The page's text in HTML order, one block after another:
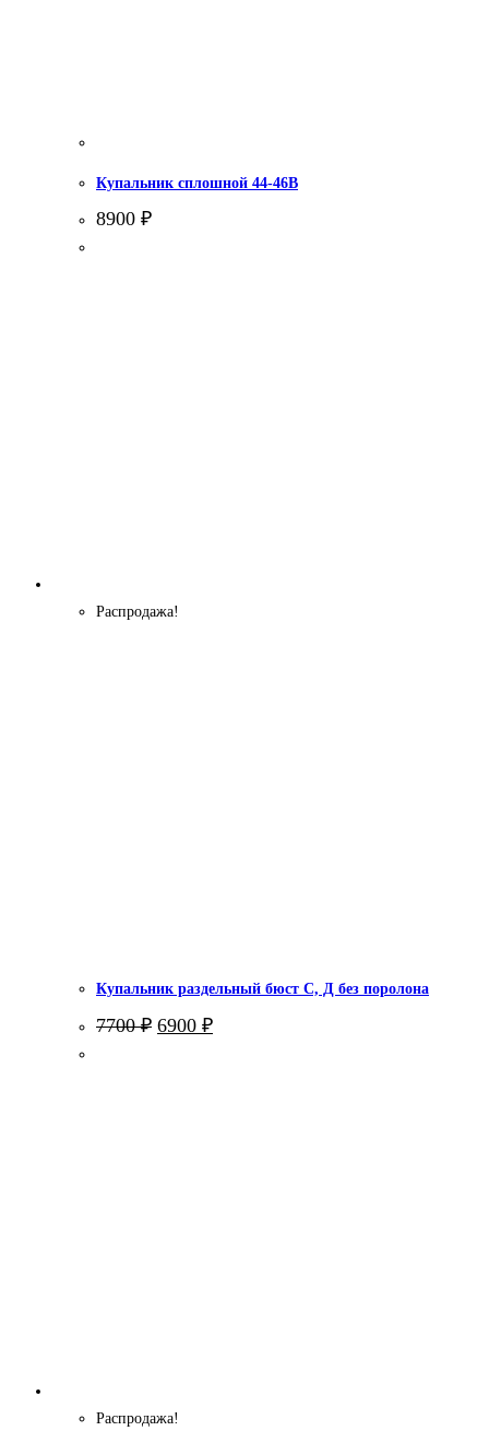
Купальник сплошной 44-46В
8900 ₽
Распродажа!
Купальник раздельный бюст С, Д без поролона
7700₽ Первоначальная
цена
6900 ₽Текущая
цена:
Распродажа!